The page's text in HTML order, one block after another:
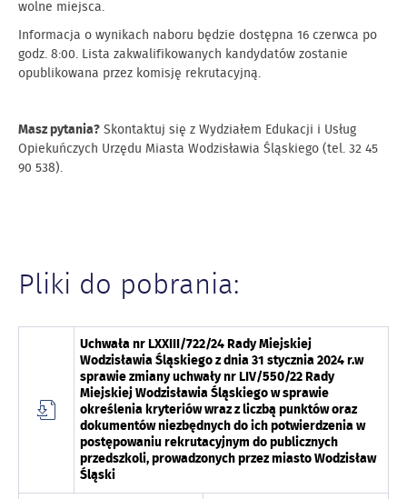
wolne miejsca.
Informacja o wynikach naboru będzie dostępna 16 czerwca po
godz. 8:00. Lista zakwalifikowanych kandydatów zostanie
opublikowana przez komisję rekrutacyjną.
Masz pytania? Skontaktuj się z Wydziałem Edukacji i Usług
Opiekuńczych Urzędu Miasta Wodzisławia Śląskiego (tel. 32 45
90 538).
Pliki do pobrania:
Uchwała nr LXXIII/722/24 Rady Miejskiej
Wodzisławia Śląskiego z dnia 31 stycznia 2024 r.w
sprawie zmiany uchwały nr LIV/550/22 Rady
Miejskiej Wodzisławia Śląskiego w sprawie
określenia kryteriów wraz z liczbą punktów oraz
dokumentów niezbędnych do ich potwierdzenia w
postępowaniu rekrutacyjnym do publicznych
przedszkoli, prowadzonych przez miasto Wodzisław
Śląski